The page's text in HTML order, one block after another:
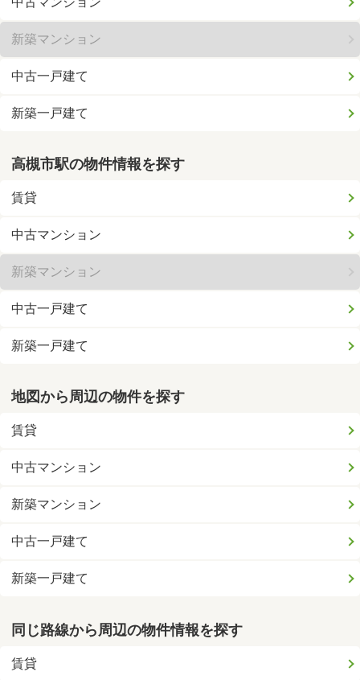
新築マンション
中古一戸建て
新築一戸建て
高槻市駅の物件情報を探す
賃貸
中古マンション
新築マンション
中古一戸建て
新築一戸建て
地図から周辺の物件を探す
賃貸
中古マンション
新築マンション
中古一戸建て
新築一戸建て
同じ路線から周辺の物件情報を探す
賃貸